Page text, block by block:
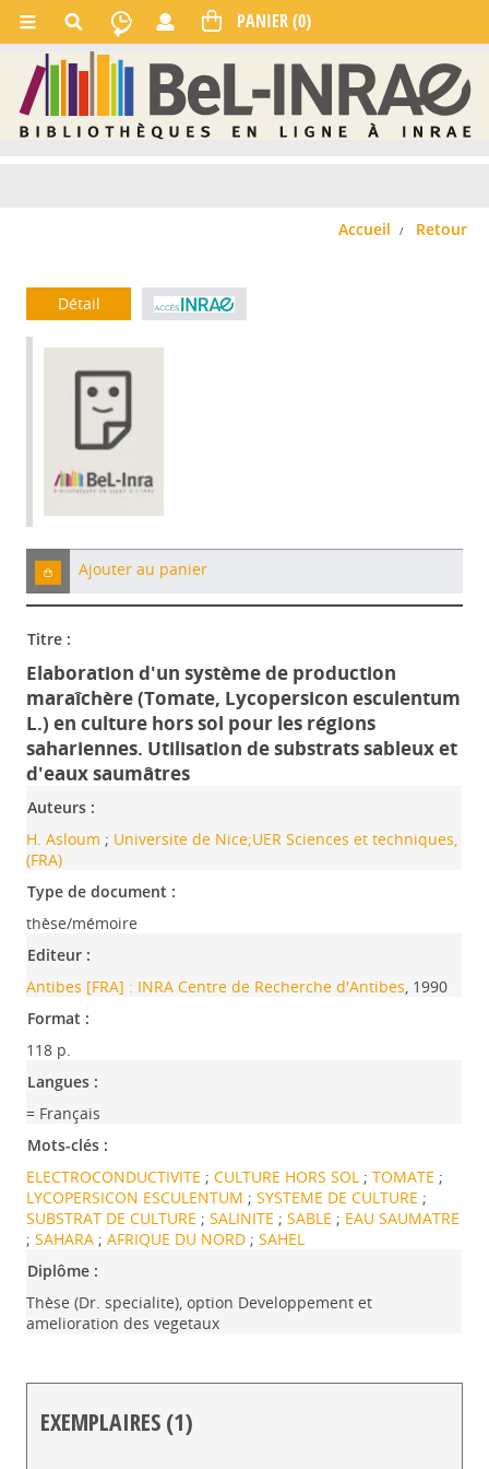
Accueil Retour
Détail
Ajouter au panier
Titre :
Elaboration d'un système de production
maraîchère (Tomate, Lycopersicon esculentum
L.) en culture hors sol pour les régions
sahariennes. Utilisation de substrats sableux et
d'eaux saumâtres
Auteurs :
H. Asloum ; Universite de Nice;UER Sciences et techniques,
(FRA)
Type de document :
thèse/mémoire
Editeur :
Antibes [FRA] : INRA Centre de Recherche d'Antibes, 1990
Format :
118 p.
Langues :
= Français
Mots-clés :
ELECTROCONDUCTIVITE ;CULTURE HORS SOL ;TOMATE ;
LYCOPERSICON ESCULENTUM ;SYSTEME DE CULTURE ;
SUBSTRAT DE CULTURE ;SALINITE ;SABLE ; EAU SAUMATRE
;SAHARA ;AFRIQUE DU NORD ;SAHEL
Diplôme :
Thèse (Dr. specialite), option Developpement et
amelioration des vegetaux
EXEMPLAIRES (1)